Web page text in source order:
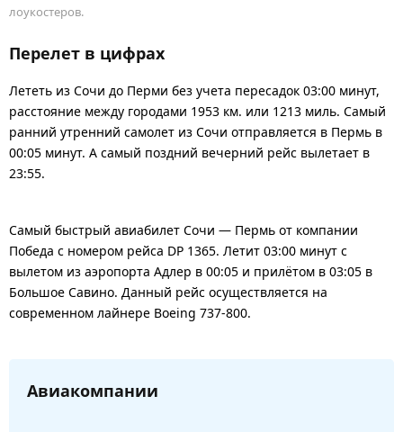
лоукостеров.
Перелет в цифрах
Лететь из Сочи до Перми без учета пересадок 03:00 минут,
расстояние между городами 1953 км. или 1213 миль. Самый
ранний утренний самолет из Сочи отправляется в Пермь в
00:05 минут. А самый поздний вечерний рейс вылетает в
23:55.
Самый быстрый авиабилет Сочи — Пермь от компании
Победа с номером рейса DP 1365. Летит 03:00 минут с
вылетом из аэропорта Адлер в 00:05 и прилётом в 03:05 в
Большое Савино. Данный рейс осуществляется на
современном лайнере Boeing 737-800.
Авиакомпании